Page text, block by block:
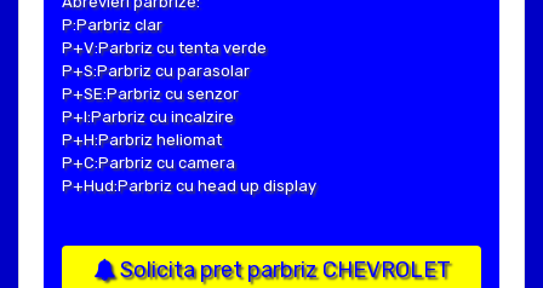
P:Parbriz clar
P+V:Parbriz cu tenta verde
P+S:Parbriz cu parasolar
P+SE:Parbriz cu senzor
P+I:Parbriz cu incalzire
P+H:Parbriz heliomat
P+C:Parbriz cu camera
P+Hud:Parbriz cu head up display
Solicita pret parbriz CHEVROLET